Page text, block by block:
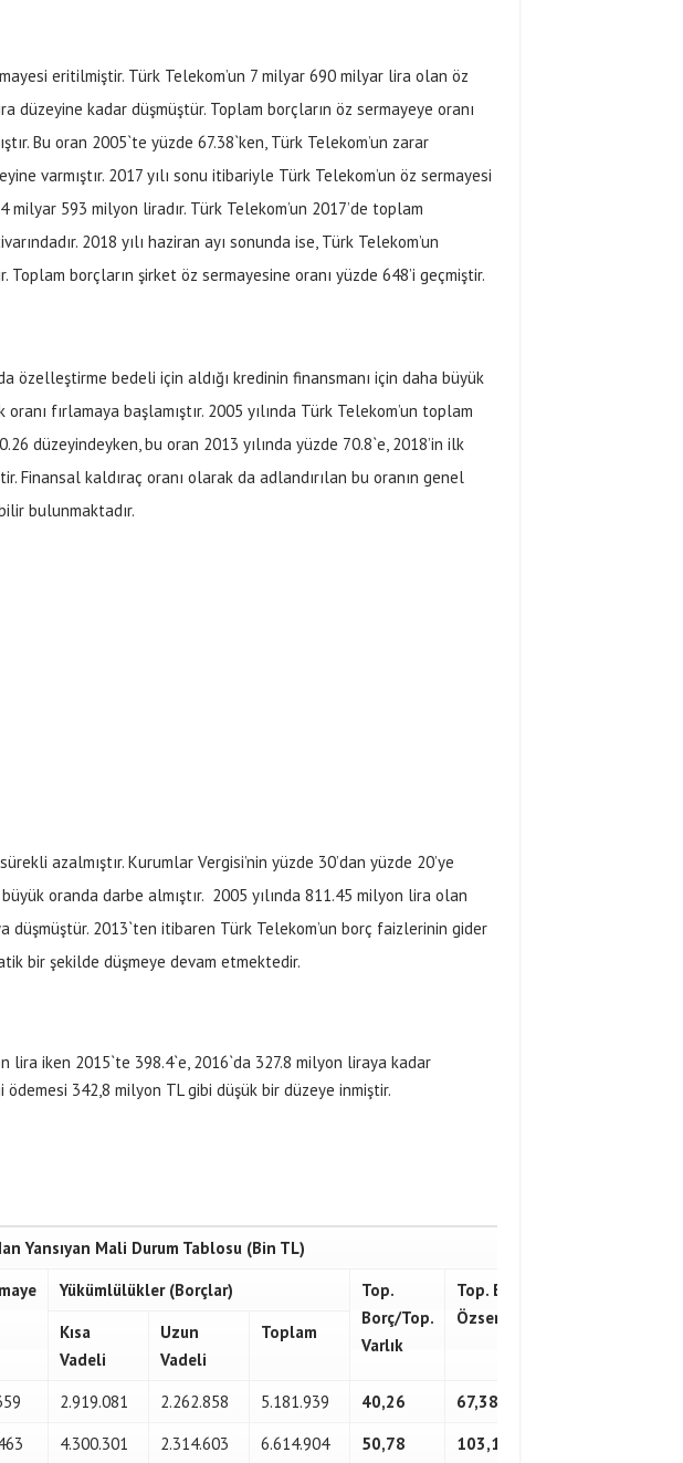
eritilmiştir. Türk Telekom’un 7 milyar 690 milyar lira olan öz
düzeyine kadar düşmüştür. Toplam borçların öz sermayeye oranı
Bu oran 2005`te yüzde 67.38`ken, Türk Telekom’un zarar
varmıştır. 2017 yılı sonu itibariyle Türk Telekom’un öz sermayesi
593 milyon liradır. Türk Telekom’un 2017’de toplam
2018 yılı haziran ayı sonunda ise, Türk Telekom’un
borçların şirket öz sermayesine oranı yüzde 648’i geçmiştir.
özelleştirme bedeli için aldığı kredinin finansmanı için daha büyük
fırlamaya başlamıştır. 2005 yılında Türk Telekom’un toplam
düzeyindeyken, bu oran 2013 yılında yüzde 70.8`e, 2018’in ilk
Finansal kaldıraç oranı olarak da adlandırılan bu oranın genel
bulunmaktadır.
azalmıştır. Kurumlar Vergisi’nin yüzde 30’dan yüzde 20’ye
oranda darbe almıştır. 2005 yılında 811.45 milyon lira olan
düşmüştür. 2013`ten itibaren Türk Telekom’un borç faizlerinin gider
bir şekilde düşmeye devam etmektedir.
lira iken 2015`te 398.4`e, 2016`da 327.8 milyon liraya kadar
ödemesi 342,8 milyon TL gibi düşük bir düzeye inmiştir.
Yansıyan Mali Durum Tablosu (Bin TL)
Yükümlülükler (Borçlar)
Top.
Borç/Top.
Varlık
Top. Borç/
Özsermaye
Kısa
Vadeli
Uzun
Vadeli
Toplam
2.919.081 2.262.858 5.181.939 40,26
67,38
4.300.301 2.314.603 6.614.904 50,78 103,19